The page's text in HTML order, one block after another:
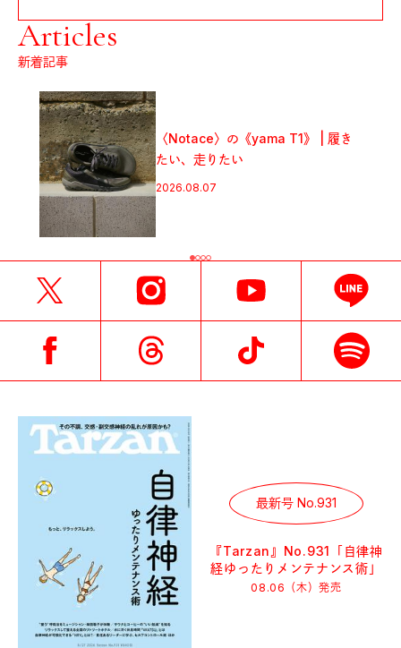
Articles
新着記事
〈Notace〉の《yama T1》 | 履き
たい、走りたい
2026.08.07
最新号 No.931
『Tarzan』No.931「自律神
経ゆったりメンテナンス術」
08.06（木）発売